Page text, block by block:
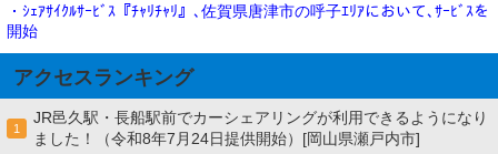
・ｼｪｱｻｲｸﾙｻｰﾋﾞｽ『ﾁｬﾘﾁｬﾘ』､佐賀県唐津市の呼子ｴﾘｱにおいて､ｻｰﾋﾞｽを
開始
アクセスランキング
1
JR邑久駅・長船駅前でカーシェアリングが利用できるようになり
ました！（令和8年7月24日提供開始）[岡山県瀬戸内市]